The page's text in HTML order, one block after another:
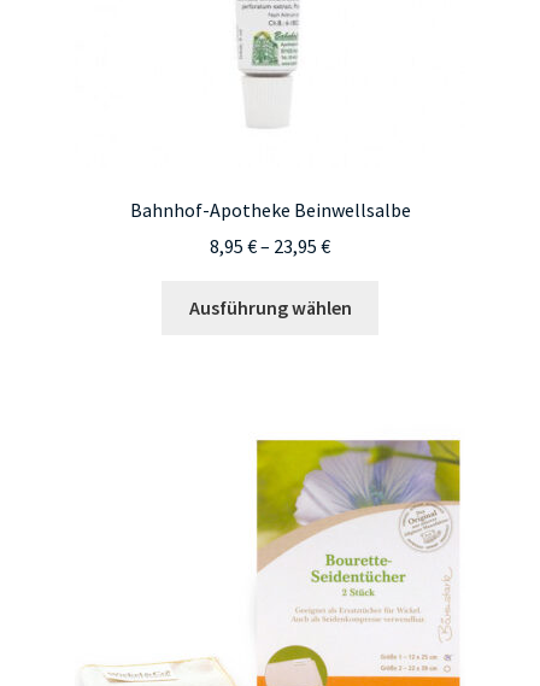
Bahnhof-Apotheke Beinwellsalbe
8,95 €– 23,95 €Preisspanne:
bis
Ausführung wählen
auf.
Die
Optionen
können
auf
Produktseite
gewählt